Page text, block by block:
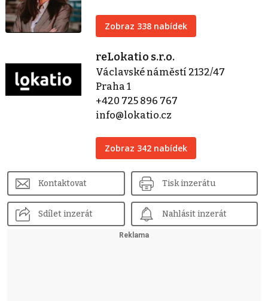
Zobraz 338 nabídek
reLokatio s.r.o.
Václavské náměstí 2132/47
Praha 1
+420 725 896 767
info@lokatio.cz
Zobraz 342 nabídek
Kontaktovat Tisk inzerátu
Sdílet inzerát Nahlásit inzerát